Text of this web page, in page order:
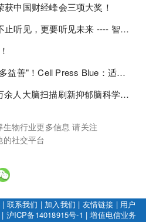
中国财经峰会三项大奖！
【人工耳蜗技术解读】不止听见，更要听见未来 ---- 智能耳蜗，开启人工耳蜗技术新纪元！
实锤！蛋白质真不是"多多益善"！Cell Press Blue：适度限蛋白，反而拉长健康寿命！
Nat Mental Health：两万余人大脑扫描刷新抑郁脑科学认知！抑郁不只是情绪病，视觉、运动脑区同步受损！
生物行业更多信息 请关注
的社交平台
| 联系我们 | 加入我们 | 友情链接 | 用户
| 沪ICP备14018915号-1 |增值电信业务